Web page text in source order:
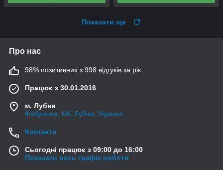
Показати ще
Про нас
98% позитивних з 998 відгуків за рік
Працює з 30.01.2016
м. Лубни
Фабрична, 6А, Лубни, Україна
Контакти
Сьогодні працює з 09:00 до 16:00
Показати весь графік роботи